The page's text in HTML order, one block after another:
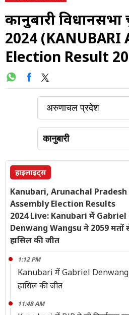
कानुबारी विधानसभा
2024 (KANUBARI
Election Result
हाइलाइट्स
Kanubari, Arunachal Pradesh
Assembly Election Results
2024 Live: Kanubari में Gabriel
Denwang Wangsu ने 2059 मतों
हासिल की जीत
1:12 PM
Kanubari में Gabriel
हासिल की जीत
11:48 AM